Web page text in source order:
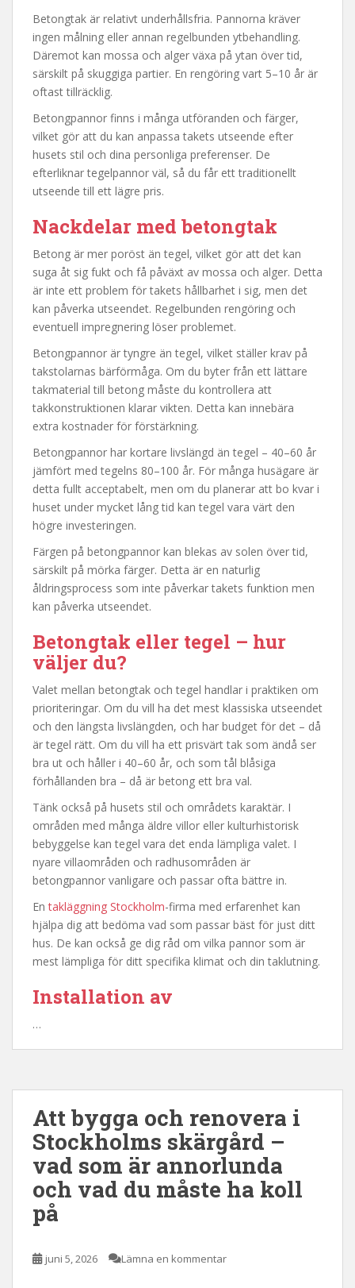
Betongtak är relativt underhållsfria. Pannorna kräver
ingen målning eller annan regelbunden ytbehandling.
Däremot kan mossa och alger växa på ytan över tid,
särskilt på skuggiga partier. En rengöring vart 5–10 år är
oftast tillräcklig.
Betongpannor finns i många utföranden och färger,
vilket gör att du kan anpassa takets utseende efter
husets stil och dina personliga preferenser. De
efterliknar tegelpannor väl, så du får ett traditionellt
utseende till ett lägre pris.
Nackdelar med betongtak
Betong är mer poröst än tegel, vilket gör att det kan
suga åt sig fukt och få påväxt av mossa och alger. Detta
är inte ett problem för takets hållbarhet i sig, men det
kan påverka utseendet. Regelbunden rengöring och
eventuell impregnering löser problemet.
Betongpannor är tyngre än tegel, vilket ställer krav på
takstolarnas bärförmåga. Om du byter från ett lättare
takmaterial till betong måste du kontrollera att
takkonstruktionen klarar vikten. Detta kan innebära
extra kostnader för förstärkning.
Betongpannor har kortare livslängd än tegel – 40–60 år
jämfört med tegelns 80–100 år. För många husägare är
detta fullt acceptabelt, men om du planerar att bo kvar i
huset under mycket lång tid kan tegel vara värt den
högre investeringen.
Färgen på betongpannor kan blekas av solen över tid,
särskilt på mörka färger. Detta är en naturlig
åldringsprocess som inte påverkar takets funktion men
kan påverka utseendet.
Betongtak eller tegel – hur
väljer du?
Valet mellan betongtak och tegel handlar i praktiken om
prioriteringar. Om du vill ha det mest klassiska utseendet
och den längsta livslängden, och har budget för det – då
är tegel rätt. Om du vill ha ett prisvärt tak som ändå ser
bra ut och håller i 40–60 år, och som tål blåsiga
förhållanden bra – då är betong ett bra val.
Tänk också på husets stil och områdets karaktär. I
områden med många äldre villor eller kulturhistorisk
bebyggelse kan tegel vara det enda lämpliga valet. I
nyare villaområden och radhusområden är
betongpannor vanligare och passar ofta bättre in.
Entakläggning Stockholm-firma med erfarenhet kan
hjälpa dig att bedöma vad som passar bäst för just ditt
hus. De kan också ge dig råd om vilka pannor som är
mest lämpliga för ditt specifika klimat och din taklutning.
Installation av
…
Att bygga och renovera i
Stockholms skärgård –
vad som är annorlunda
och vad du måste ha koll
på
juni 5, 2026 Lämna en kommentar